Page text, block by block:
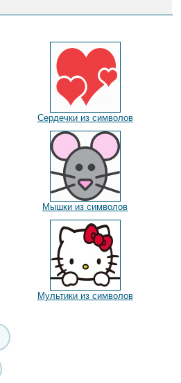
Сердечки из символов
Мышки из символов
Мультики из символов